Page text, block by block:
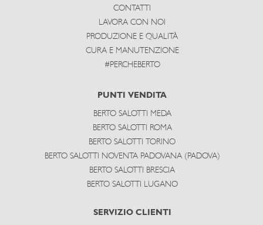
CONTATTI
LAVORA CON NOI
PRODUZIONE E QUALITÀ
CURA E MANUTENZIONE
#PERCHEBERTO
PUNTI VENDITA
BERTO SALOTTI MEDA
BERTO SALOTTI ROMA
BERTO SALOTTI TORINO
BERTO SALOTTI NOVENTA PADOVANA (PADOVA)
BERTO SALOTTI BRESCIA
BERTO SALOTTI LUGANO
SERVIZIO CLIENTI